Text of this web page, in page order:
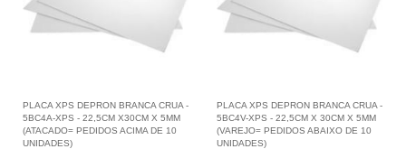
PLACA XPS DEPRON BRANCA CRUA -
5BC4A-XPS - 22,5CM X30CM X 5MM
(ATACADO= PEDIDOS ACIMA DE 10
UNIDADES)
PLACA XPS DEPRON BRANCA CRUA -
5BC4V-XPS - 22,5CM X 30CM X 5MM
(VAREJO= PEDIDOS ABAIXO DE 10
UNIDADES)